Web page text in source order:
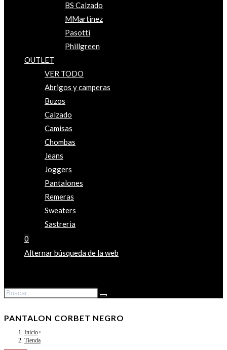
BS Calzado
MMartinez
Pasotti
Phillgreen
OUTLET
VER TODO
Abrigos y camperas
Buzos
Calzado
Camisas
Chombas
Jeans
Joggers
Pantalones
Remeras
Sweaters
Sastreria
0
Alternar búsqueda de la web
PANTALON CORBET NEGRO
Inicio>
Tienda